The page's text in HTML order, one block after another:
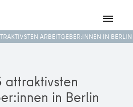
ARBEITGEBER:INNEN IN BERLIN
attraktivsten
in Berlin